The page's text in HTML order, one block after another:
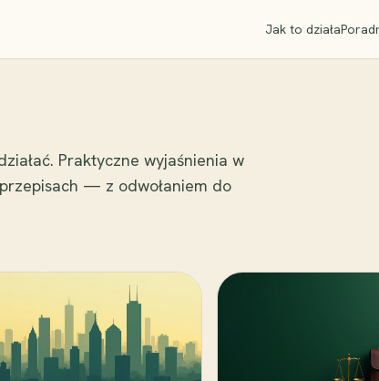
Jak to działa
Praktyczne wyjaśnienia w
— z odwołaniem do